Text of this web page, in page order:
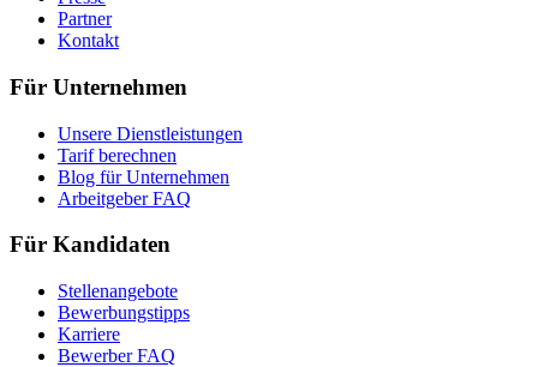
Partner
Kontakt
Für Unternehmen
Unsere Dienstleistungen
Tarif berechnen
Blog für Unternehmen
Arbeitgeber FAQ
Für Kandidaten
Stellenangebote
Bewerbungstipps
Karriere
Bewerber FAQ